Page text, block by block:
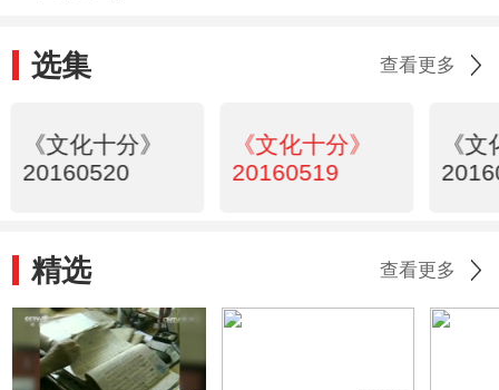
选集 查看更多
《文化十分》
20160520
《文化十分》
20160519
《
精选 查看更多